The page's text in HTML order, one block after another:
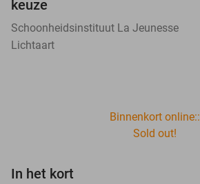
keuze
Schoonheidsinstituut La Jeunesse
Lichtaart
Binnenkort online::
Sold out!
In het kort